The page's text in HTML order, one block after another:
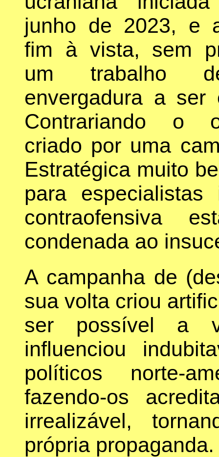
junho de 2023, e
fim à vista, sem
um trabalho
envergadura a ser
Contrariando o
criado por uma
Estratégica muito
para especialistas
contraofensiva
condenada ao
A campanha de
sua volta criou
ser possível a
influenciou
políticos norte-
fazendo-os
irrealizável,
própria propaganda.